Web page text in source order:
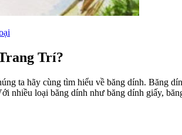
Trí?
ta hãy cùng tìm hiểu về băng dính. Băng
loại băng dính như băng dính giấy,